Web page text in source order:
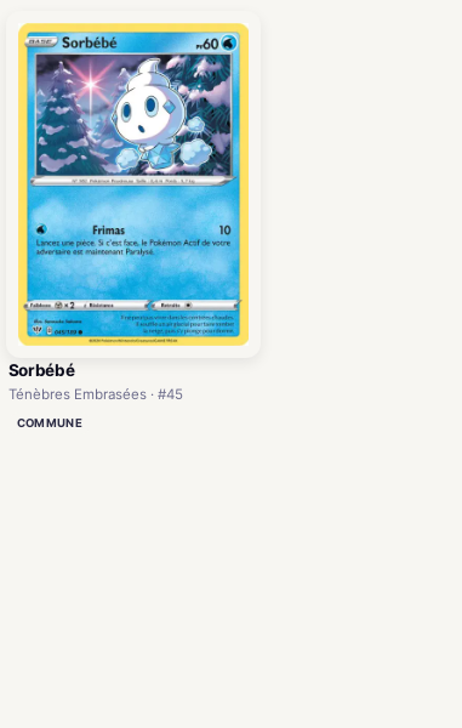
Sorbébé
Ténèbres Embrasées · #45
COMMUNE